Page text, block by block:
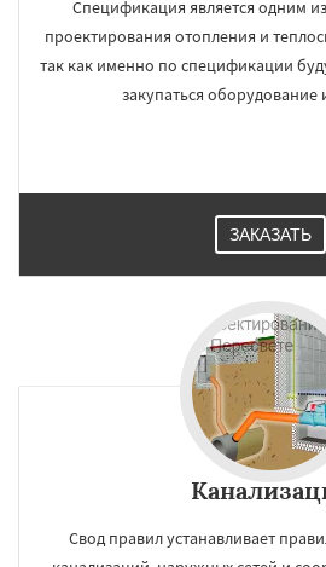
Спецификация является одним
проектирования отопления и
так как именно по спецификации
закупаться оборудование
ЗАКАЗАТЬ
Cвод правил устанавливает